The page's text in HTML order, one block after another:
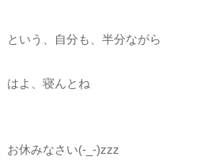
という、自分も、半分ながら
はよ、寝んとね
お休みなさい(-_-)zzz